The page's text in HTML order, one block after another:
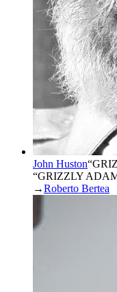
John Huston“
“GRIZZLY
→Roberto Bertea